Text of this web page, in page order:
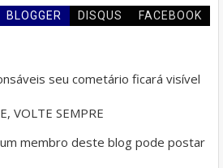
BLOGGER DISQUS FACEBOOK
seu cometário ficará visível
VOLTE SEMPRE
membro deste blog pode postar